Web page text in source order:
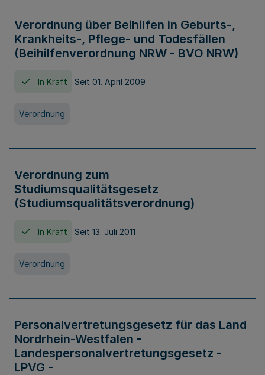
Verordnung über Beihilfen in Geburts-,
Krankheits-, Pflege- und Todesfällen
(Beihilfenverordnung NRW - BVO NRW)
In Kraft Seit 01. April 2009
Verordnung
Verordnung zum
Studiumsqualitätsgesetz
(Studiumsqualitätsverordnung)
In Kraft Seit 13. Juli 2011
Verordnung
Personalvertretungsgesetz für das Land
Nordrhein-Westfalen -
Landespersonalvertretungsgesetz -
LPVG -